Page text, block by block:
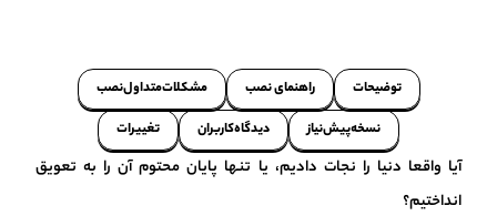
توضیحات راهنمای نصب
مشکلات‌متداول‌نصب
نسخه‌پیش‌نیاز
دیدگاه‌کاربران تغییرات
آیا واقعا دنیا را نجات دادیم، یا تنها پایان محتوم آن را به تعویق
انداختیم؟